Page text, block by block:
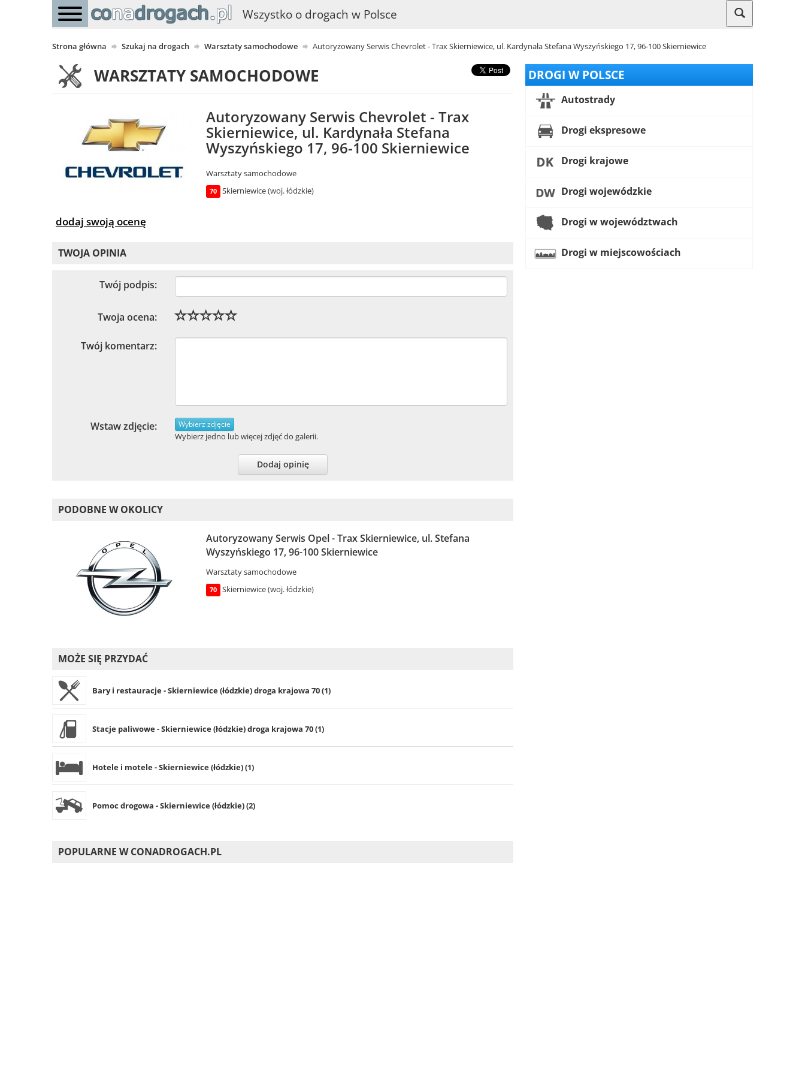
Wszystko o drogach w Polsce
Strona główna Szukaj na drogach Warsztaty samochodowe Autoryzowany Serwis Chevrolet - Trax Skierniewice, ul. Kardynała Stefana Wyszyńskiego 17, 96-100 Skierniewice
WARSZTATY SAMOCHODOWE
Autoryzowany Serwis Chevrolet - Trax
Skierniewice, ul. Kardynała Stefana
Wyszyńskiego 17, 96-100 Skierniewice
Warsztaty samochodowe
70 Skierniewice (woj. łódzkie)
dodaj swoją ocenę
TWOJA OPINIA
Twój podpis:
Twoja ocena:
Twój komentarz:
Wstaw zdjęcie: Wybierz zdjęcie
Wybierz jedno lub więcej zdjęć do galerii.
Dodaj opinię
PODOBNE W OKOLICY
Autoryzowany Serwis Opel - Trax Skierniewice, ul. Stefana
Wyszyńskiego 17, 96-100 Skierniewice
Warsztaty samochodowe
70 Skierniewice (woj. łódzkie)
MOŻE SIĘ PRZYDAĆ
Bary i restauracje - Skierniewice (łódzkie) droga krajowa 70 (1)
Stacje paliwowe - Skierniewice (łódzkie) droga krajowa 70 (1)
Hotele i motele - Skierniewice (łódzkie) (1)
Pomoc drogowa - Skierniewice (łódzkie) (2)
POPULARNE W CONADROGACH.PL
DROGI W POLSCE
Autostrady
Drogi ekspresowe
Drogi krajowe
Drogi wojewódzkie
Drogi w województwach
Drogi w miejscowościach